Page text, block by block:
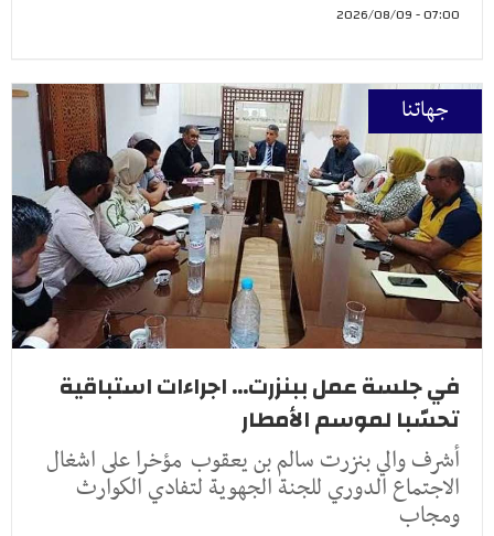
07:00 - 2026/08/09
جهاتنا
في جلسة عمل ببنزرت... اجراءات استباقية
تحسّبا لموسم الأمطار
أشرف والي بنزرت سالم بن يعقوب مؤخرا على اشغال
الاجتماع الدوري للجنة الجهوية لتفادي الكوارث
ومجاب